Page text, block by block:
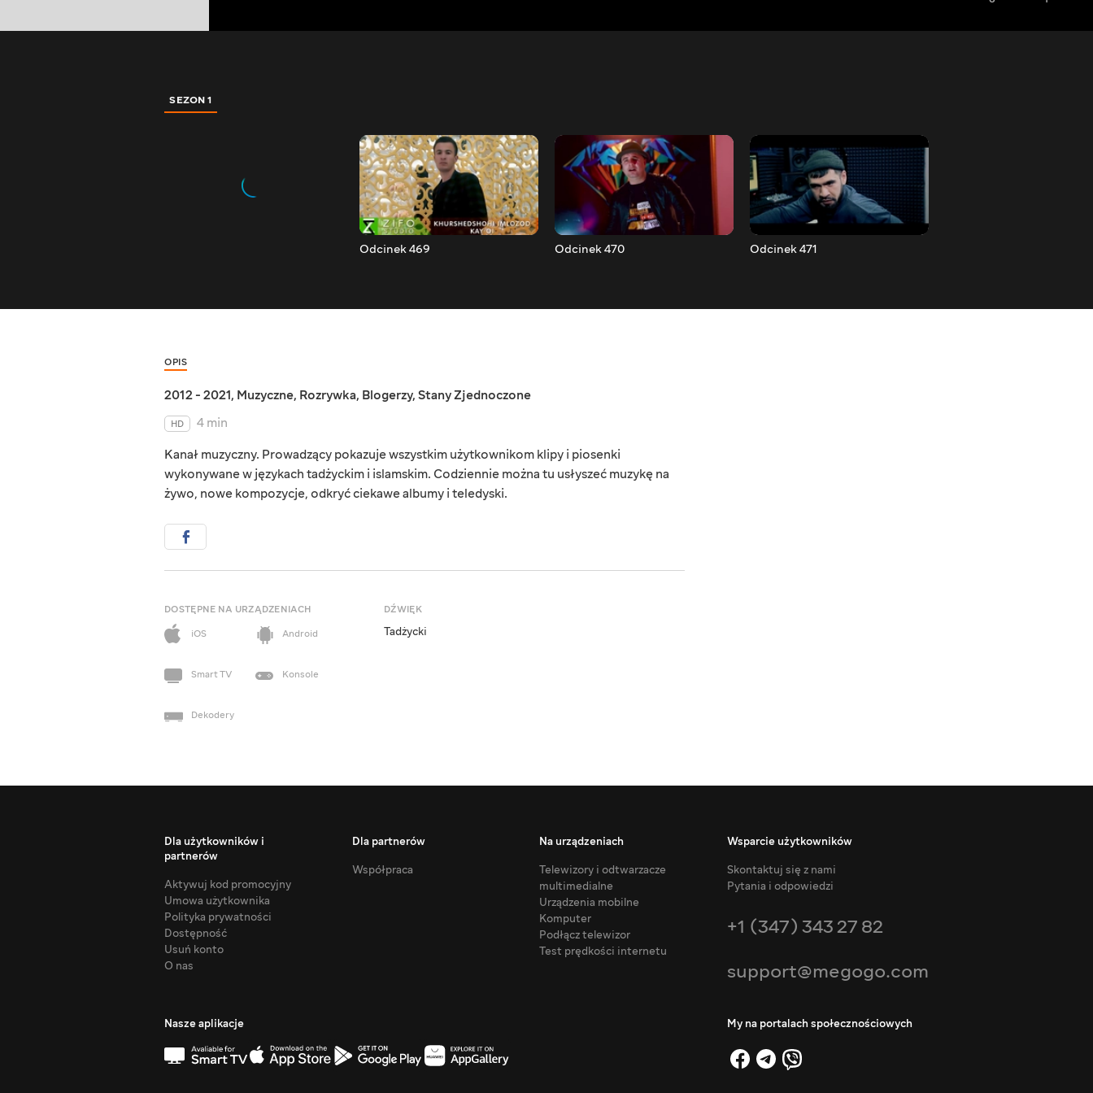
SEZON 1
Odcinek 469 Odcinek 470 Odcinek 471
OPIS
2012 - 2021, Muzyczne, Rozrywka, Blogerzy, Stany Zjednoczone
HD
4 min
Kanał muzyczny. Prowadzący pokazuje wszystkim użytkownikom klipy i piosenki
wykonywane w językach tadżyckim i islamskim. Codziennie można tu usłyszeć muzykę na
żywo, nowe kompozycje, odkryć ciekawe albumy i teledyski.
DOSTĘPNE NA URZĄDZENIACH
iOS
Android
Smart TV Konsole
Dekodery
DŹWIĘK
Tadżycki
Dla użytkowników i
partnerów
Aktywuj kod promocyjny
Umowa użytkownika
Polityka prywatności
Dostępność
Usuń konto
O nas
Dla partnerów
Współpraca
Na urządzeniach
Telewizory i odtwarzacze
multimedialne
Urządzenia mobilne
Komputer
Podłącz telewizor
Test prędkości internetu
Wsparcie użytkowników
Skontaktuj się z nami
Pytania i odpowiedzi
+1 (347) 343 27 82
support@megogo.com
Nasze aplikacje My na portalach społecznościowych